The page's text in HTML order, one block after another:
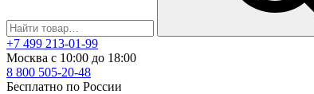
+7 499 213-01-99
Москва с 10:00 до 18:00
8 800 505-20-48
Бесплатно по России